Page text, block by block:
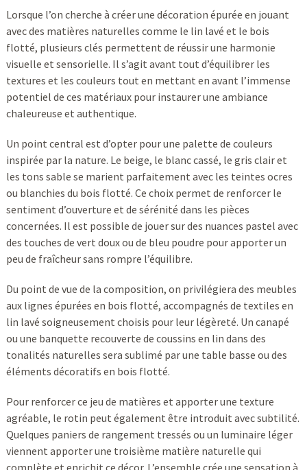
Lorsque l’on cherche à créer une décoration épurée en jouant
avec des matières naturelles comme le lin lavé et le bois
flotté, plusieurs clés permettent de réussir une harmonie
visuelle et sensorielle. Il s’agit avant tout d’équilibrer les
textures et les couleurs tout en mettant en avant l’immense
potentiel de ces matériaux pour instaurer une ambiance
chaleureuse et authentique.
Un point central est d’opter pour une palette de couleurs
inspirée par la nature. Le beige, le blanc cassé, le gris clair et
les tons sable se marient parfaitement avec les teintes ocres
ou blanchies du bois flotté. Ce choix permet de renforcer le
sentiment d’ouverture et de sérénité dans les pièces
concernées. Il est possible de jouer sur des nuances pastel avec
des touches de vert doux ou de bleu poudre pour apporter un
peu de fraîcheur sans rompre l’équilibre.
Du point de vue de la composition, on privilégiera des meubles
aux lignes épurées en bois flotté, accompagnés de textiles en
lin lavé soigneusement choisis pour leur légèreté. Un canapé
ou une banquette recouverte de coussins en lin dans des
tonalités naturelles sera sublimé par une table basse ou des
éléments décoratifs en bois flotté.
Pour renforcer ce jeu de matières et apporter une texture
agréable, le rotin peut également être introduit avec subtilité.
Quelques paniers de rangement tressés ou un luminaire léger
viennent apporter une troisième matière naturelle qui